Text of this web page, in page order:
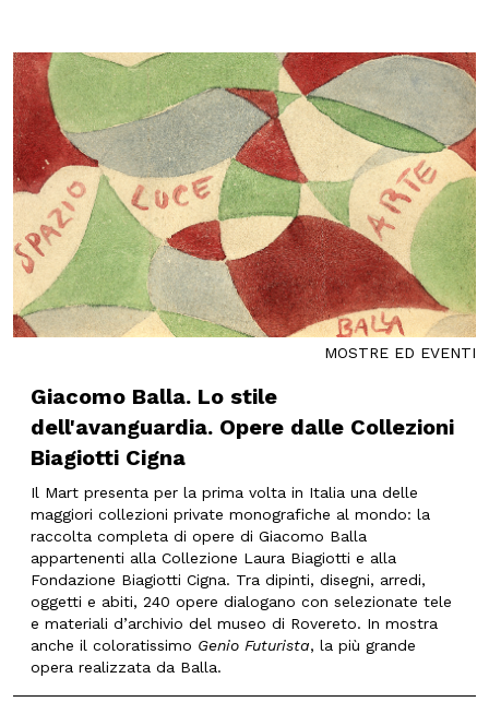
MOSTRE ED EVENTI
Giacomo Balla. Lo stile
dell'avanguardia. Opere dalle Collezioni
Biagiotti Cigna
Il Mart presenta per la prima volta in Italia una delle
maggiori collezioni private monografiche al mondo: la
raccolta completa di opere di Giacomo Balla
appartenenti alla Collezione Laura Biagiotti e alla
Fondazione Biagiotti Cigna. Tra dipinti, disegni, arredi,
oggetti e abiti, 240 opere dialogano con selezionate tele
e materiali d’archivio del museo di Rovereto. In mostra
anche il coloratissimo Genio Futurista, la più grande
opera realizzata da Balla.